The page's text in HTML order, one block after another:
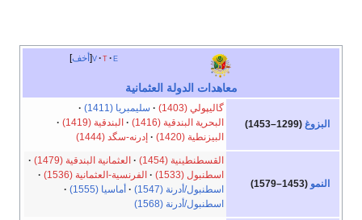
أخف v t e
معاهدات الدولة العثمانية
البزوغ (1299–1453)
گاليپولي (1403)
سليمبريا (1411)
البحرية البندقية (1416)
البندقية (1419)
البيزنطية (1420)
إدرنه-سگد (1444)
النمو (1453–1579)
القسطنطينية (1454)
العثمانية البندقية (1479)
اسطنبول (1533)
الفرنسية-العثمانية (1536)
اسطنبول/أدرنة (1547)
أماسيا (1555)
اسطنبول/أدرنة (1568)